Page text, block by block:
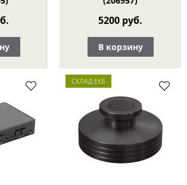
5200 руб.
В корзину
СКЛАД ЕКБ